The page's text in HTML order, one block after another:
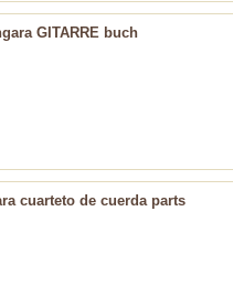
GITARRE buch
cuarteto de cuerda parts